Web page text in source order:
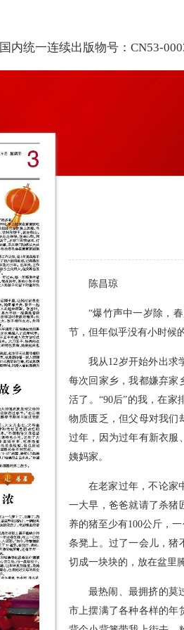
国内统一连续出版物号：CN53-
陈昌琼
“爆竹声中一岁除，
节，但年似乎没有小时候
我从12岁开始外出求
每次回家乡，我都嫌弃家
活了。“90后”的我，在家
物质匮乏，但父母对我们
过年，因为过年有新衣服
姨妈家。
在老家过年，不论家
一大早，爸爸就请了杀猪
养的猪至少有100公斤，
条凳上。过了一会儿，猪
切成一块块的，放在盆里
最热闹、最拥挤的莫
市上摆满了各种各样的年